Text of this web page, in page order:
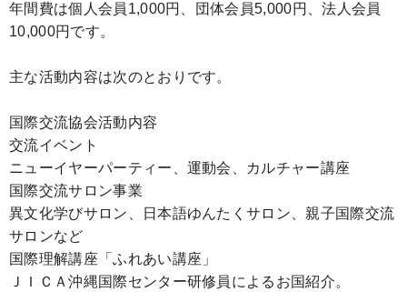
年間費は個人会員1,000円、団体会員5,000円、法人会員
10,000円です。
主な活動内容は次のとおりです。
国際交流協会活動内容
交流イベント
ニューイヤーパーティー、運動会、カルチャー講座
国際交流サロン事業
異文化学びサロン、日本語ゆんたくサロン、親子国際交流
サロンなど
国際理解講座「ふれあい講座」
ＪＩＣＡ沖縄国際センター研修員によるお国紹介。